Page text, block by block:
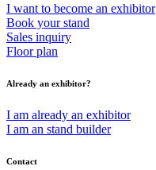
I want to become an exhibitor
Book your stand
Sales inquiry
Floor plan
Already an exhibitor?
I am already an exhibitor
I am an stand builder
Contact